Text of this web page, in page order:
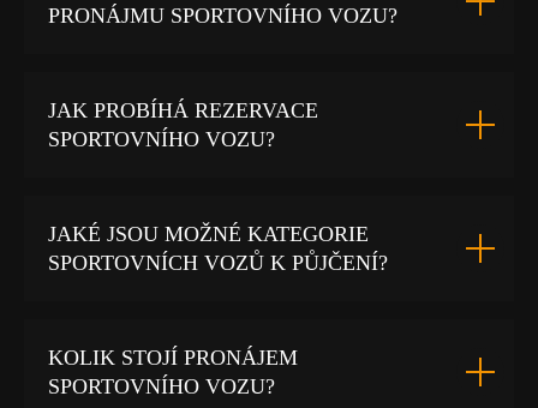
PRONÁJMU SPORTOVNÍHO VOZU?
JAK PROBÍHÁ REZERVACE
SPORTOVNÍHO VOZU?
JAKÉ JSOU MOŽNÉ KATEGORIE
SPORTOVNÍCH VOZŮ K PŮJČENÍ?
KOLIK STOJÍ PRONÁJEM
SPORTOVNÍHO VOZU?